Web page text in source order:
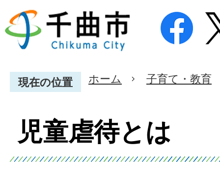
現在の位置 ホーム 子育て・教育
児童虐待とは